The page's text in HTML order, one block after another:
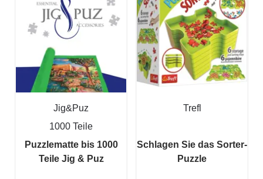
Jig&Puz
1000 Teile
Puzzlematte bis 1000
Teile Jig & Puz
Trefl
Schlagen Sie das Sorter-
Puzzle